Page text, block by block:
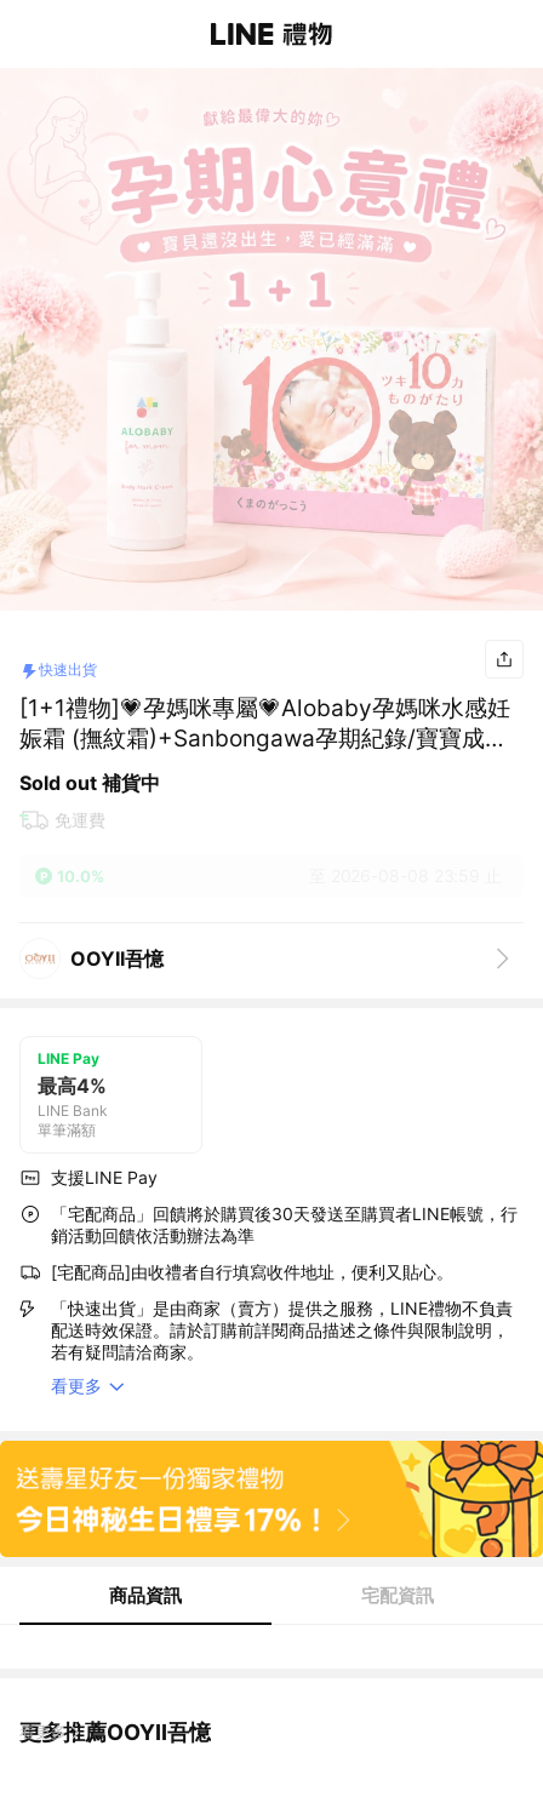
快速出貨
[1+1禮物]💗孕媽咪專屬💗Alobaby孕媽咪水感妊
娠霜 (撫紋霜)+Sanbongawa孕期紀錄/寶寶成長
紀念相簿-小熊學校｜懷孕禮、母親節禮物、性別
派對禮物、媽媽禮｜【快速出貨】
Sold out 補貨中
免運費
10.0%
OOYII吾憶
LINE Pay
最高4%
LINE Bank
單筆滿額
支援LINE Pay
「宅配商品」回饋將於購買後30天發送至購買者LINE帳號，行
銷活動回饋依活動辦法為準
[宅配商品]由收禮者自行填寫收件地址，便利又貼心。
「快速出貨」是由商家（賣方）提供之服務，LINE禮物不負責
配送時效保證。請於訂購前詳閱商品描述之條件與限制說明，
若有疑問請洽商家。
看更多
商品資訊 宅配資訊
更多推薦OOYII吾憶
看更多